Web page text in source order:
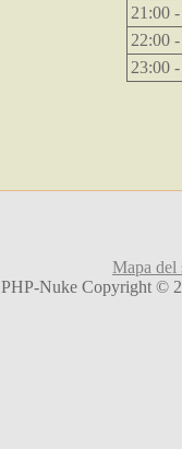
21:00
22:00
23:00
Mapa del
PHP-Nuke Copyright ©